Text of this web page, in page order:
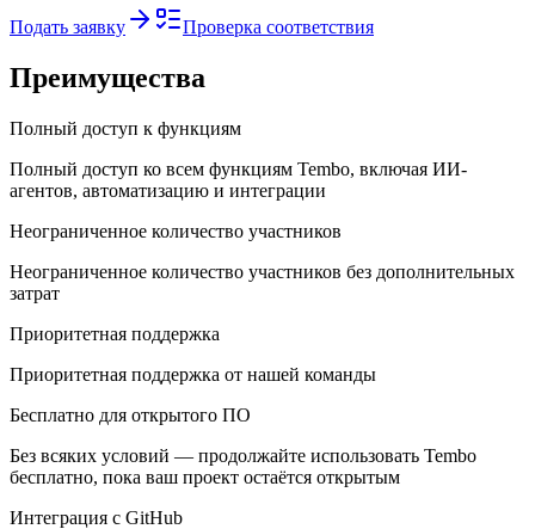
Подать заявку Проверка соответствия
Преимущества
Полный доступ к функциям
Полный доступ ко всем функциям Tembo, включая ИИ-
агентов, автоматизацию и интеграции
Неограниченное количество участников
Неограниченное количество участников без дополнительных
затрат
Приоритетная поддержка
Приоритетная поддержка от нашей команды
Бесплатно для открытого ПО
Без всяких условий — продолжайте использовать Tembo
бесплатно, пока ваш проект остаётся открытым
Интеграция с GitHub